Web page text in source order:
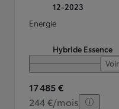
12-2023
Energie
Hybride Essence
17 485 €
244 €/mois